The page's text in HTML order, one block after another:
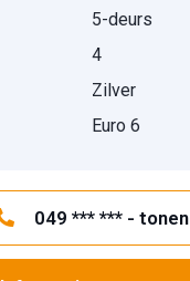
5-deurs
4
Zilver
Euro 6
049 *** *** - tonen